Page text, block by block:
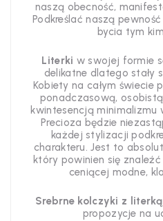
naszą obecność,
Podkreślać naszą
bycia tym
Literki w swojej formie
delikatne dlatego stały
Kobiety na całym świecie
ponadczasową,
kwintesencją minimalizmu
Precioza będzie
każdej stylizacji
charakteru. Jest to
który powinien się
ceniącej modne,
Srebrne kolczyki z
propozycje na